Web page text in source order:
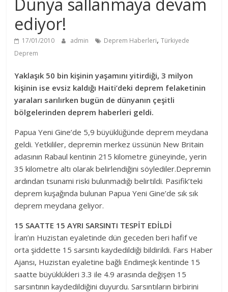
ediyor!
17/01/2010 admin Deprem Haberleri,Türkiyede
Deprem
Yaklaşık 50 bin kişinin yaşamını yitirdiği, 3 milyon
kişinin ise evsiz kaldığı Haiti’deki deprem felaketinin
yaraları sarılırken bugün de dünyanın çeşitli
bölgelerinden deprem haberleri geldi.
Papua Yeni Gine’de 5,9 büyüklüğünde deprem meydana
geldi. Yetkililer, depremin merkez üssünün New Britain
adasının Rabaul kentinin 215 kilometre güneyinde, yerin
35 kilometre altı olarak belirlendiğini söylediler.Depremin
ardından tsunami riski bulunmadığı belirtildi. Pasifik’teki
deprem kuşağında bulunan Papua Yeni Gine’de sık sık
deprem meydana geliyor.
15 SAATTE 15 AYRI SARSINTI TESPİT EDİLDİ
İran’ın Huzistan eyaletinde dün geceden beri hafif ve
orta şiddette 15 sarsıntı kaydedildiği bildirildi. Fars Haber
Ajansı, Huzistan eyaletine bağlı Endimeşk kentinde 15
saatte büyüklükleri 3.3 ile 4.9 arasında değişen 15
sarsıntının kaydedildiğini duyurdu. Sarsıntıların birbirini